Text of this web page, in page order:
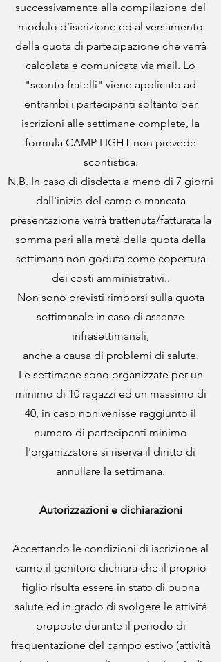
successivamente alla compilazione del
modulo d’iscrizione ed al versamento
della quota di partecipazione che verrà
calcolata e comunicata via mail. Lo
"sconto fratelli" viene applicato ad
entrambi i partecipanti soltanto per
iscrizioni alle settimane complete, la
formula CAMP LIGHT non prevede
scontistica.
N.B. In caso di disdetta a meno di 7 giorni
dall'inizio del camp o mancata
presentazione verrà trattenuta/fatturata la
somma pari alla metà della quota della
settimana non goduta come copertura
dei costi amministrativi..
Non sono previsti rimborsi sulla quota
settimanale in caso di assenze
infrasettimanali,
anche a causa di problemi di salute.
Le settimane sono organizzate per un
minimo di 10 ragazzi ed un massimo di
40, in caso non venisse raggiunto il
numero di partecipanti minimo
l'organizzatore si riserva il diritto di
annullare la settimana.
Autorizzazioni e dichiarazioni
Accettando le condizioni di iscrizione al
camp il genitore dichiara che il proprio
figlio risulta essere in stato di buona
salute ed in grado di svolgere le attività
proposte durante il periodo di
frequentazione del campo estivo (attività